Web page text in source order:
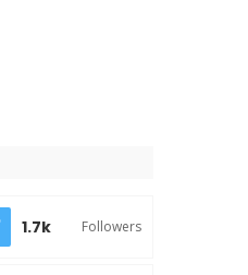
1.7k Followers